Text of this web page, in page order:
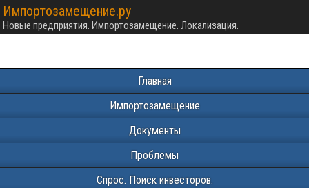
Импортозамещение.ру
Новые предприятия. Импортозамещение. Локализация.
Главная
Импортозамещение
Документы
Проблемы
Спрос. Поиск инвесторов.